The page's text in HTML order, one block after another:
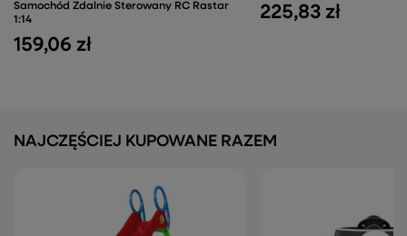
Samochód Zdalnie Sterowany RC Rastar
1:14
159,06 zł
225,83 zł
NAJCZĘŚCIEJ KUPOWANE RAZEM